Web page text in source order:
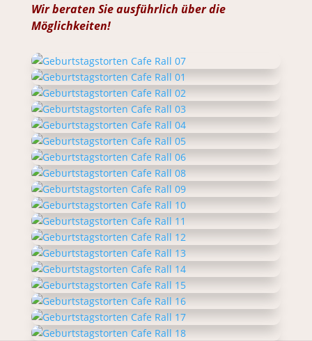
Wir beraten Sie ausführlich über die
Möglichkeiten!